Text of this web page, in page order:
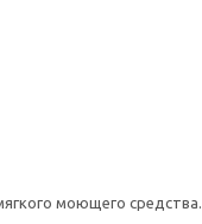
моющего средства.